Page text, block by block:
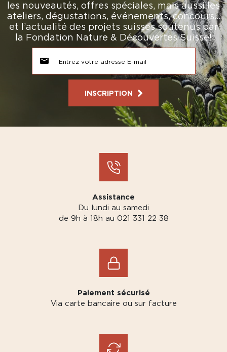
les nouveautés, offres spéciales, mais aussi les
ateliers, dégustations, événements, concours…
et l’actualité des projets suisses soutenus par
la Fondation Nature & Découvertes Suisse!
INSCRIPTION
Assistance
Du lundi au samedi
de 9h à 18h au 021 331 22 38
Paiement sécurisé
Via carte bancaire ou sur facture